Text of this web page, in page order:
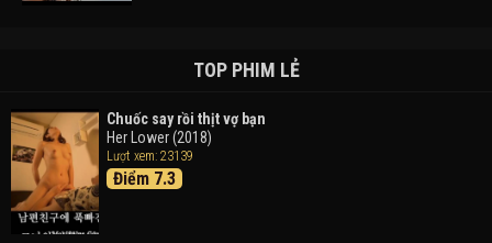
Takas (2024)
Thám Tử Lừng Danh Conan 26: Tàu Ngầm Sắt Màu
Đen
Detective Conan: Black Iron Submarine (2023)
TOP PHIM LẺ
Chuốc say rồi thịt vợ bạn
Her Lower (2018)
Lượt xem: 23139
Điểm 7.3